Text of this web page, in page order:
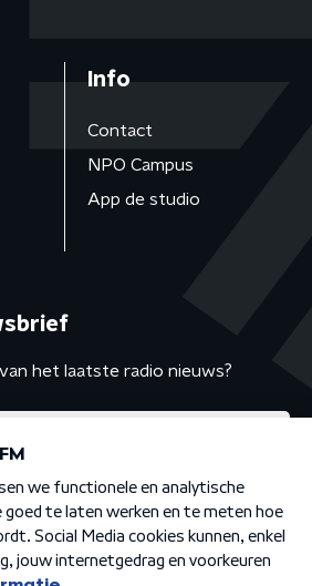
Info
Contact
NPO Campus
App de studio
het laatste radio nieuws?
Privacybeleid